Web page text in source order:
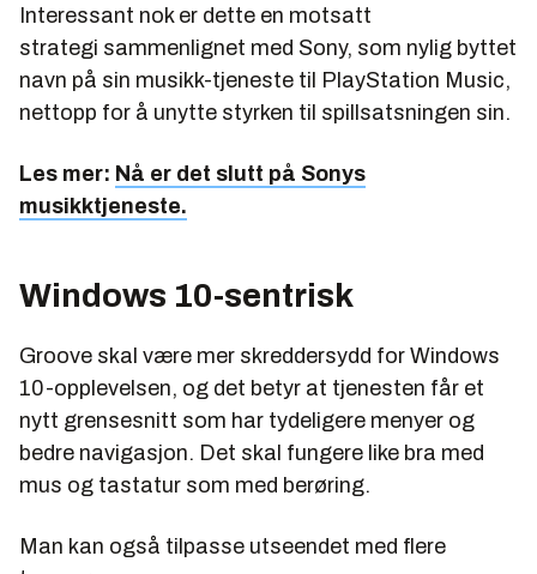
Interessant nok er dette en motsatt
strategi sammenlignet med Sony, som nylig byttet
navn på sin musikk-tjeneste til PlayStation Music,
nettopp for å unytte styrken til spillsatsningen sin.
Les mer: Nå er det slutt på Sonys
musikktjeneste.
Windows 10-sentrisk
Groove skal være mer skreddersydd for Windows
10-opplevelsen, og det betyr at tjenesten får et
nytt grensesnitt som har tydeligere menyer og
bedre navigasjon. Det skal fungere like bra med
mus og tastatur som med berøring.
Man kan også tilpasse utseendet med flere